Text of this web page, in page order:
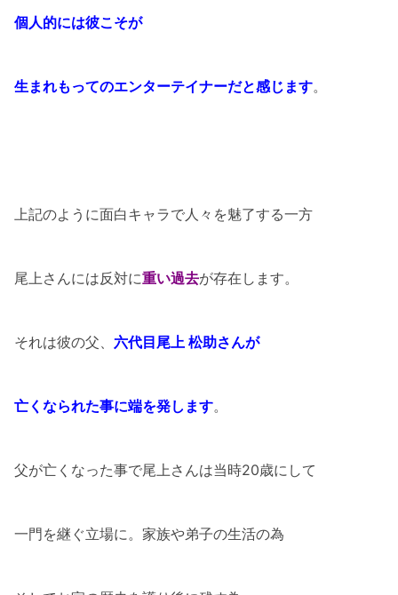
個人的には彼こそが
生まれもってのエンターテイナーだと感じます。
上記のように面白キャラで人々を魅了する一方
尾上さんには反対に重い過去が存在します。
それは彼の父、 六代目尾上 松助さんが
亡くなられた事に端を発します。
父が亡くなった事で尾上さんは当時20歳にして
一門を継ぐ立場に。家族や弟子の生活の為